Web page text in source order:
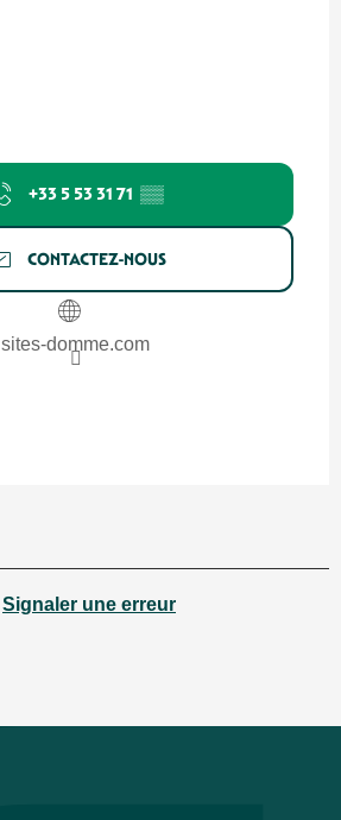
+33 5 53 31 71 ▒▒
CONTACTEZ-NOUS
sites-domme.com
Signaler une erreur